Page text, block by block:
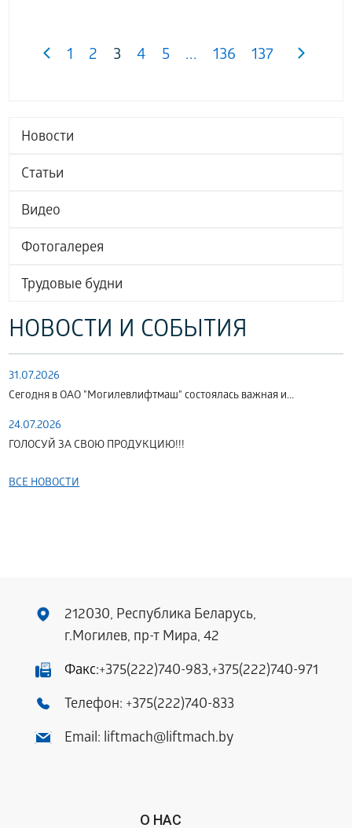
Новости
Статьи
Видео
Фотогалерея
Трудовые будни
НОВОСТИ И СОБЫТИЯ
31.07.2026
Сегодня в ОАО "Могилевлифтмаш" состоялась важная и...
24.07.2026
ГОЛОСУЙ ЗА СВОЮ ПРОДУКЦИЮ!!!
ВСЕ НОВОСТИ
1 2 3 4 5 ... 136 137
212030, Республика Беларусь,
г.Могилев, пр-т Мира, 42
Факс:+375(222)740-983,+375(222)740-971
Телефон: +375(222)740-833
Email: liftmach@liftmach.by
О НАС